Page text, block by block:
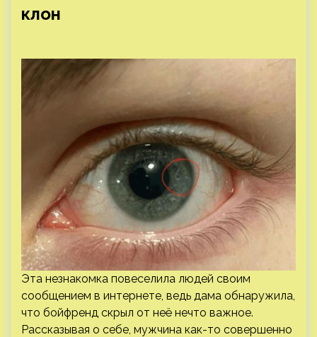
клон
Эта незнакомка повеселила людей своим
сообщением в интернете, ведь дама обнаружила,
что бойфренд скрыл от неё нечто важное.
Рассказывая о себе, мужчина как-то совершенно